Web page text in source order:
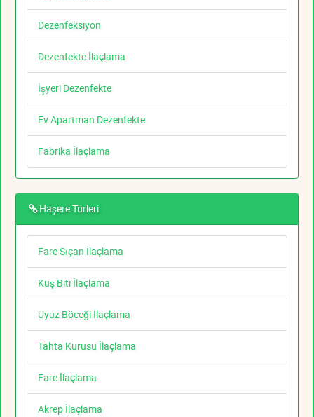
Dezenfeksiyon
Dezenfekte İlaçlama
İşyeri Dezenfekte
Ev Apartman Dezenfekte
Fabrika İlaçlama
Haşere Türleri
Fare Sıçan İlaçlama
Kuş Biti İlaçlama
Uyuz Böceği İlaçlama
Tahta Kurusu İlaçlama
Fare İlaçlama
Akrep İlaçlama